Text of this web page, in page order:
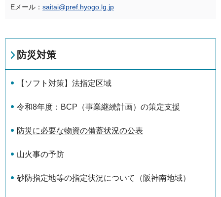
Eメール： saitai@pref.hyogo.lg.jp
防災対策
【ソフト対策】法指定区域
令和8年度：BCP（事業継続計画）の策定支援
防災に必要な物資の備蓄状況の公表
山火事の予防
砂防指定地等の指定状況について（阪神南地域）